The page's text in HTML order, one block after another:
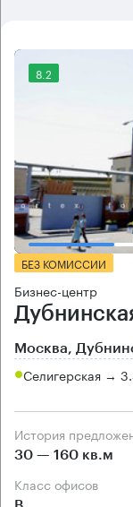
8.2
БЕЗ КОМИССИИ
Бизнес-центр
Москва,
Селигерская →
История
30 — 160 кв.м
Класс офисов